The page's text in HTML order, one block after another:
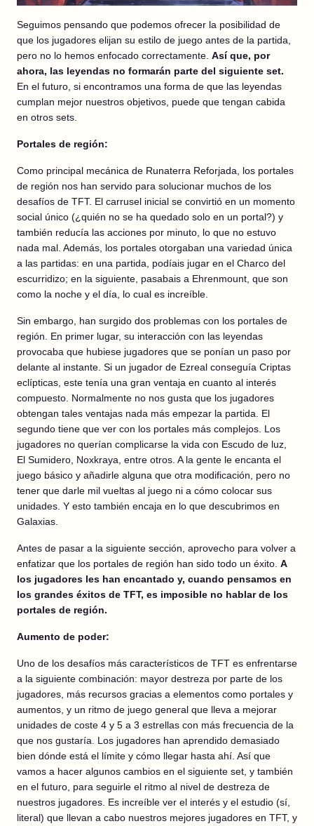
Seguimos pensando que podemos ofrecer la posibilidad de
que los jugadores elijan su estilo de juego antes de la partida,
pero no lo hemos enfocado correctamente. Así que, por
ahora, las leyendas no formarán parte del siguiente set.
En el futuro, si encontramos una forma de que las leyendas
cumplan mejor nuestros objetivos, puede que tengan cabida
en otros sets.
Portales de región:
Como principal mecánica de Runaterra Reforjada, los portales
de región nos han servido para solucionar muchos de los
desafíos de TFT. El carrusel inicial se convirtió en un momento
social único (¿quién no se ha quedado solo en un portal?) y
también reducía las acciones por minuto, lo que no estuvo
nada mal. Además, los portales otorgaban una variedad única
a las partidas: en una partida, podíais jugar en el Charco del
escurridizo; en la siguiente, pasabais a Ehrenmount, que son
como la noche y el día, lo cual es increíble.
Sin embargo, han surgido dos problemas con los portales de
región. En primer lugar, su interacción con las leyendas
provocaba que hubiese jugadores que se ponían un paso por
delante al instante. Si un jugador de Ezreal conseguía Criptas
eclípticas, este tenía una gran ventaja en cuanto al interés
compuesto. Normalmente no nos gusta que los jugadores
obtengan tales ventajas nada más empezar la partida. El
segundo tiene que ver con los portales más complejos. Los
jugadores no querían complicarse la vida con Escudo de luz,
El Sumidero, Noxkraya, entre otros. A la gente le encanta el
juego básico y añadirle alguna que otra modificación, pero no
tener que darle mil vueltas al juego ni a cómo colocar sus
unidades. Y esto también encaja en lo que descubrimos en
Galaxias.
Antes de pasar a la siguiente sección, aprovecho para volver a
enfatizar que los portales de región han sido todo un éxito. A
los jugadores les han encantado y, cuando pensamos en
los grandes éxitos de TFT, es imposible no hablar de los
portales de región.
Aumento de poder:
Uno de los desafíos más característicos de TFT es enfrentarse
a la siguiente combinación: mayor destreza por parte de los
jugadores, más recursos gracias a elementos como portales y
aumentos, y un ritmo de juego general que lleva a mejorar
unidades de coste 4 y 5 a 3 estrellas con más frecuencia de la
que nos gustaría. Los jugadores han aprendido demasiado
bien dónde está el límite y cómo llegar hasta ahí. Así que
vamos a hacer algunos cambios en el siguiente set, y también
en el futuro, para seguirle el ritmo al nivel de destreza de
nuestros jugadores. Es increíble ver el interés y el estudio (sí,
literal) que llevan a cabo nuestros mejores jugadores en TFT, y